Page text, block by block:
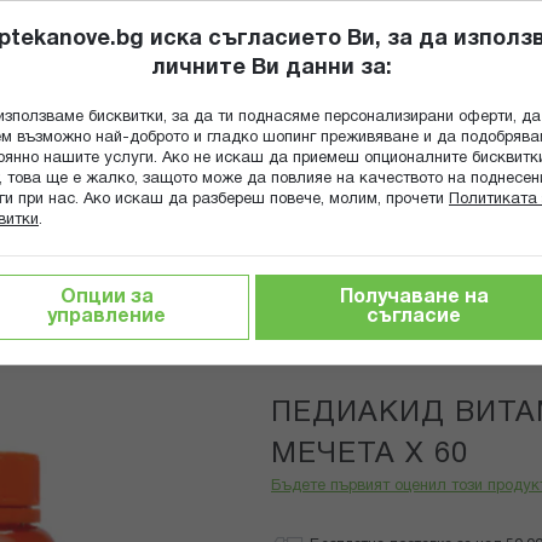
Търсене
ПОПИТАЙ
ГРИЖА ЗА МАЙКАТА И ДЕТЕТО ХРАНИТЕЛНИ ДОБАВКИ
Pediakid
ПЕДИАКИД
МЕЧЕТА Х 60
Бъдете първият оценил този
иска съгласието Ви, за да
личните Ви данни за:
бисквитки, за да ти поднасяме персонализирани оферти, да
възможно най-доброто и гладко шопинг преживяване и да
нашите услуги. Ако не искаш да приемеш опционалните
това ще е жалко, защото може да повлияе на качеството на
при нас. Ако искаш да разбереш повече, молим, прочети
Политиката
.
Опции за
управление
Получаване на
съгласие